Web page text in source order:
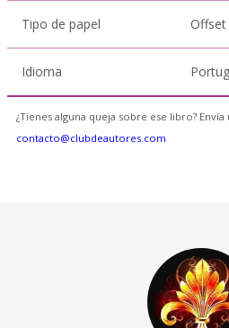
Tipo de papel Offset
Idioma
¿Tienes alguna queja sobre ese libro?
contacto@clubdeautores.com